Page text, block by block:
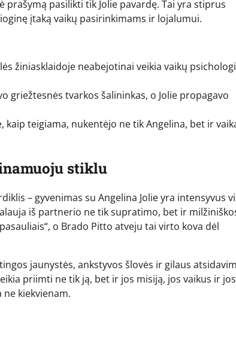
pasilikti tik Jolie pavardę. Tai yra stiprus
įtaką vaikų pasirinkimams ir lojalumui.
žiniasklaidoje neabejotinai veikia vaikų
griežtesnės tvarkos šalininkas, o Jolie propagavo
teigiama, nukentėjo ne tik Angelina, bet ir
stiklu
– gyvenimas su Angelina Jolie yra intensyvus
iš partnerio ne tik supratimo, bet ir
o Brado Pitto atveju tai virto kova dėl
jaunystės, ankstyvos šlovės ir gilaus
priimti ne tik ją, bet ir jos misiją, jos vaikus ir jos
kiekvienam.